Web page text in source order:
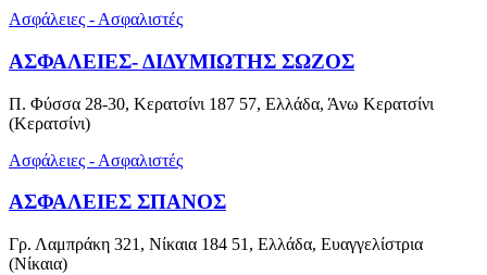
Ασφάλειες - Ασφαλιστές
ΑΣΦΑΛΕΙΕΣ- ΔΙΔΥΜΙΩΤΗΣ ΣΩΖΟΣ
Π. Φύσσα 28-30, Κερατσίνι 187 57, Ελλάδα, Άνω Κερατσίνι
(Κερατσίνι)
Ασφάλειες - Ασφαλιστές
ΑΣΦΑΛΕΙΕΣ ΣΠΑΝΟΣ
Γρ. Λαμπράκη 321, Νίκαια 184 51, Ελλάδα, Ευαγγελίστρια
(Νίκαια)